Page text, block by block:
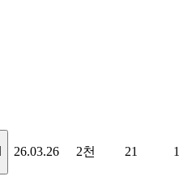
26.03.26 2천 21 1